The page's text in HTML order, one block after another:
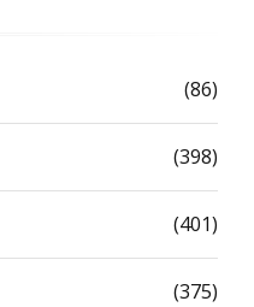
(86)
(398)
(401)
(375)